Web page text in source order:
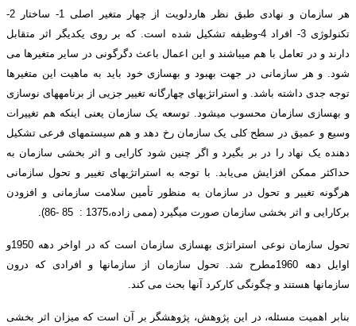
هر سازمان و نهادی طبق نظر هاردلویت از چهار متغیر اصلی 1- ساختار 2-
تکنولوژی 3- افراد 4-وظیفه تشکیل شده است. که بر روی یکدیگر اثر متقابل
دارند و در تعامل با هم می­باشند و این اعمال باعث دگرگونی در سایر متغیرها می
شود. و هر سازمانی در جهت بهبود و بهسازی خود باید به ماهیت این متغیرها
توجه جدی داشته باشد. و استراتژی­های چهارگانه تغییر جزيی از برنامه­های نوسازی
و بهسازی سازمان محسوب می­شود. توسعه یک سازمان یعنی اینکه هم تغییرات
وسیع و عمیق در سطح کلی یک سازمان رخ دهد و هم سیستم­های فرعی تشکیل
دهنده یک نهاد را در بر بگیرد و اگر چنین شود کارایی و اثر بخشی سازمان به
حداکثر ممکن افزایش می‌يابد. با توجه به استراتژی­های تغییر و تحول سازمانی
هرگونه تغییر و تحول در سازمان به منظور تأمین سلامت سازمانی و افزودن
برکارایی و اثر بخشی سازمان صورت می­گیرد (ممی زاده،1375 : 85 -86).
تحول سازمان نوعی استراتژی بهسازی سازمان است که در اواخر دهه 1950و
اوایل دهه 1960مطرح شد. تحول سازمان از سازمانها و افرادی که درون
سازمانها هستند و چگونگی کارکرد آنها بحث می کند.
بنابر اهمیت مسئله، در این پژوهش، پژوهشگر بر آن است که میزان اثر بخشی